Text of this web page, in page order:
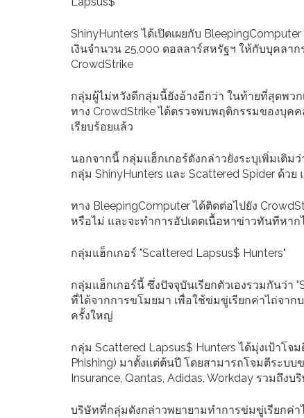
ShinyHunters ได้เปิดเผยกับ
เงินจำนวน 25,000 ดอลลาร์สหรัฐฯ ให้กับบุคลา
CrowdStrike
กลุ่มผู้ไม่หวังดีกลุ่มนี้ยังอ้างอีกว่า ในท้ายที่สุดพว
ทาง CrowdStrike ได้ตรวจพบพฤติกรรมของบุค
เรียบร้อยแล้ว
นอกจากนี้ กลุ่มแฮ็กเกอร์ดังกล่าวยังระบุเพิ่มเติม
กลุ่ม ShinyHunters และ Scattered Spider ด้ว
ทาง BleepingComputer ได้ติดต่อไปยัง
หรือไม่ และจะทำการอัปเดตเนื้อหาข่าวทันทีหาก
กลุ่มแฮ็กเกอร์ "Scattered Lapsus$ Hunters"
กลุ่มแฮ็กเกอร์นี้ ซึ่งปัจจุบันเรียกตัวเองรวมกันว่า
ที่ได้จากการขโมยมา เพื่อใช้ข่มขู่เรียกค่าไถ่จา
ครั้งใหญ่
กลุ่ม Scattered Lapsus$ Hunters ได้มุ่งเป้าโ
Phishing) มาตั้งแต่ต้นปี โดยสามารถโจมตีระบบ
Insurance, Qantas, Adidas, Workday รวมถึงบ
บริษัทที่กลุ่มดังกล่าวพยายามทำการข่มขู่เรียกค่า